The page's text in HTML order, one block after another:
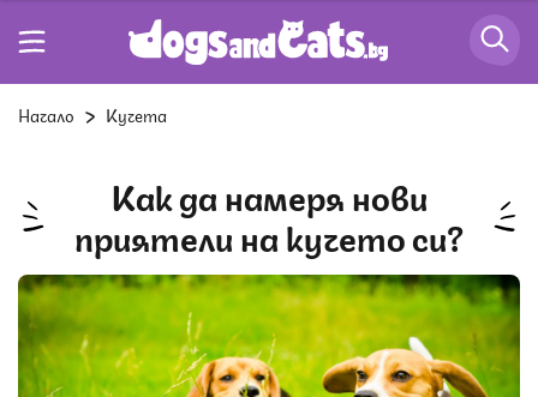
Начало Кучета
Как да намеря нови
приятели на кучето си?